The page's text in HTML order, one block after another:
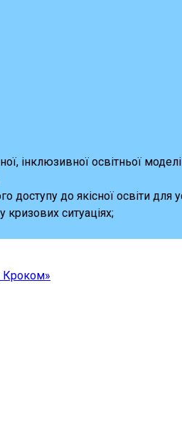
інклюзивної освітньої
доступу до якісної освіти
кризових ситуаціях;